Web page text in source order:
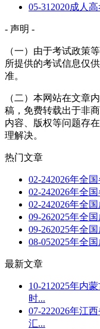
05-31 2020成人
- 声明 -
（一）由于考试政策
所提供的考试信息仅
准。
（二）本网站在文章
稿，免费转载出于非
内容、版权等问题存
理解决。
热门文章
02-242026年全
02-242026年全
02-242026年全
09-262025年全
09-262025年全
08-052025年全
最新文章
10-21 2025年内
时...
07-222026年江
汇...